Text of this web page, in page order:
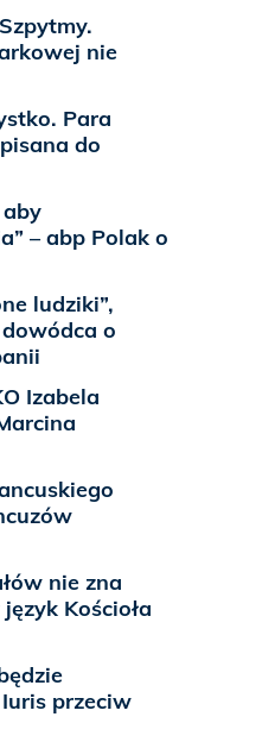
nie
Para
do
– abp Polak o
ludziki”,
o
Izabela
nie zna
Kościoła
przeciw